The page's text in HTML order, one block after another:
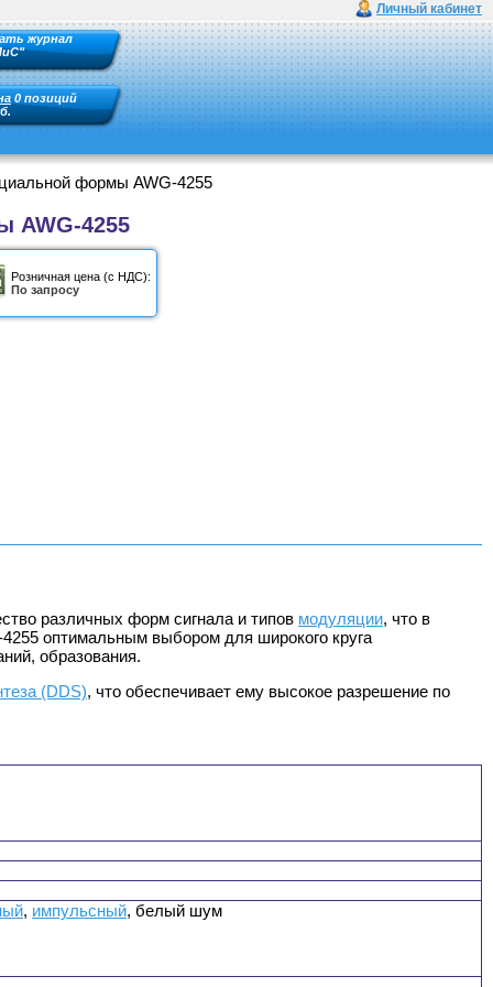
Личный кабинет
журнал
0 позиций
формы AWG-4255
AWG-4255
Розничная цена (с НДС):
По запросу
различных форм сигнала и типов модуляции, что в
оптимальным выбором для широкого круга
образования.
(DDS), что обеспечивает ему высокое разрешение по
, импульсный, белый шум